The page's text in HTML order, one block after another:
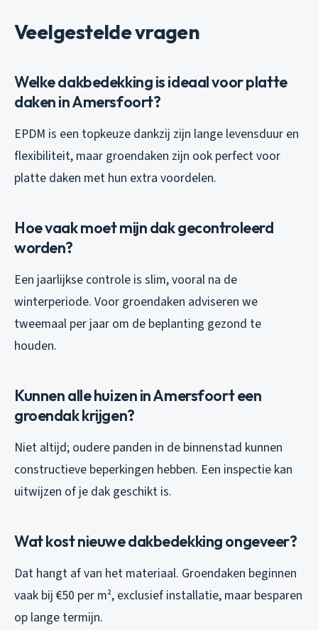
Veelgestelde vragen
Welke dakbedekking is ideaal voor platte
daken in Amersfoort?
EPDM is een topkeuze dankzij zijn lange levensduur en
flexibiliteit, maar groendaken zijn ook perfect voor
platte daken met hun extra voordelen.
Hoe vaak moet mijn dak gecontroleerd
worden?
Een jaarlijkse controle is slim, vooral na de
winterperiode. Voor groendaken adviseren we
tweemaal per jaar om de beplanting gezond te
houden.
Kunnen alle huizen in Amersfoort een
groendak krijgen?
Niet altijd; oudere panden in de binnenstad kunnen
constructieve beperkingen hebben. Een inspectie kan
uitwijzen of je dak geschikt is.
Wat kost nieuwe dakbedekking ongeveer?
Dat hangt af van het materiaal. Groendaken beginnen
vaak bij €50 per m², exclusief installatie, maar besparen
op lange termijn.